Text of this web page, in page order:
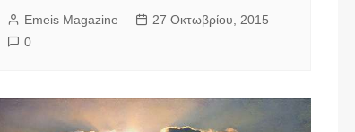
Emeis Magazine
27 Οκτωβρίου, 2015
0